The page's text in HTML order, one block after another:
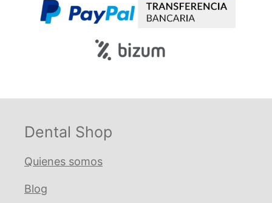
Dental Shop
Quienes somos
Blog